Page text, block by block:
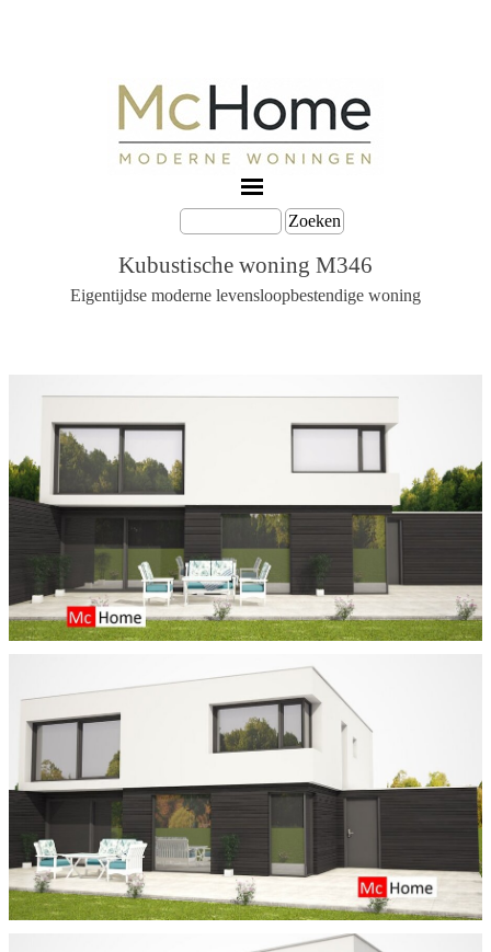
Zoeken
Kubustische woning M346
Eigentijdse moderne levensloopbestendige woning